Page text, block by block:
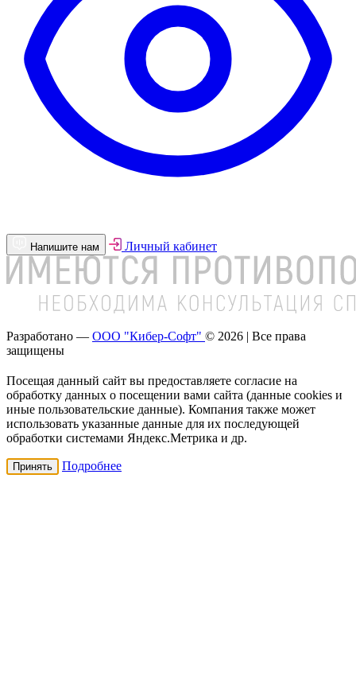
Напишите нам Личный кабинет
Разработано — ООО "Кибер-Софт" © 2026 | Все права
защищены
Посещая данный сайт вы предоставляете согласие на
обработку данных о посещении вами сайта (данные cookies и
иные пользовательские данные). Компания также может
использовать указанные данные для их последующей
обработки системами Яндекс.Метрика и др.
Принять Подробнее